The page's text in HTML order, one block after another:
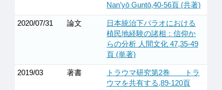
Nan’yō Guntō,40-56頁 (共著)
2020/07/31 論文
日本統治下パラオにおける
植民地経験の諸相：信仰か
らの分析 人間文化 47,35-49
頁 (単著)
2019/03 著書
トラウマ研究第2巻 トラ
ウマを共有する,89-120頁